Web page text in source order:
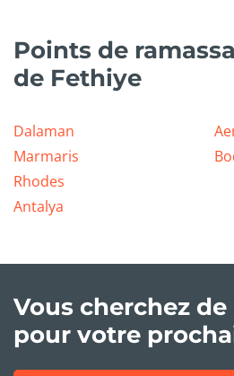
Points de
de Fethiye
Dalaman
Marmaris
Rhodes
Antalya
Vous cherchez
pour votre